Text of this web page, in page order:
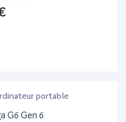
portable
G6 Gen 6